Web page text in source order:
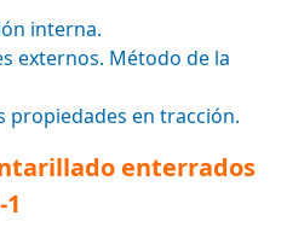
interna.
externos. Método de la
propiedades en tracción.
enterrados